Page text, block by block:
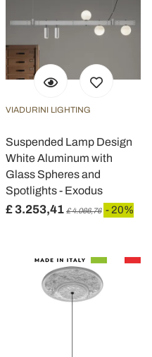
VIADURINI LIGHTING
Suspended Lamp Design
White Aluminum with
Glass Spheres and
Spotlights - Exodus
£ 3.253,41 £ 4.066,76 - 20%